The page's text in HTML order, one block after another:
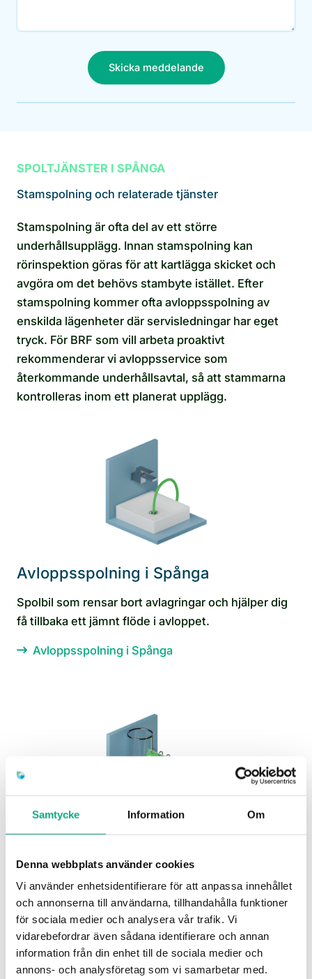
Samtycke Information Om
Denna webbplats använder cookies
Vi använder enhetsidentifierare för att anpassa innehållet
och annonserna till användarna, tillhandahålla funktioner
för sociala medier och analysera vår trafik. Vi
vidarebefordrar även sådana identifierare och annan
information från din enhet till de sociala medier och
annons- och analysföretag som vi samarbetar med.
Skicka meddelande
SPOLTJÄNSTER I SPÅNGA
Stamspolning och relaterade tjänster
Stamspolning är ofta del av ett större
underhållsupplägg. Innan stamspolning kan
rörinspektion göras för att kartlägga skicket och
avgöra om det behövs stambyte istället. Efter
stamspolning kommer ofta avloppsspolning av
enskilda lägenheter där servisledningar har eget
tryck. För BRF som vill arbeta proaktivt
rekommenderar vi avloppsservice som
återkommande underhållsavtal, så att stammarna
kontrolleras inom ett planerat upplägg.
Avloppsspolning i Spånga
Spolbil som rensar bort avlagringar och hjälper dig
få tillbaka ett jämnt flöde i avloppet.
Avloppsspolning i Spånga
Återkommande spolning som håller rören i gott
skick och förebygger att beläggningar byggs upp i
systemet.
Underhållsspolning i Spånga